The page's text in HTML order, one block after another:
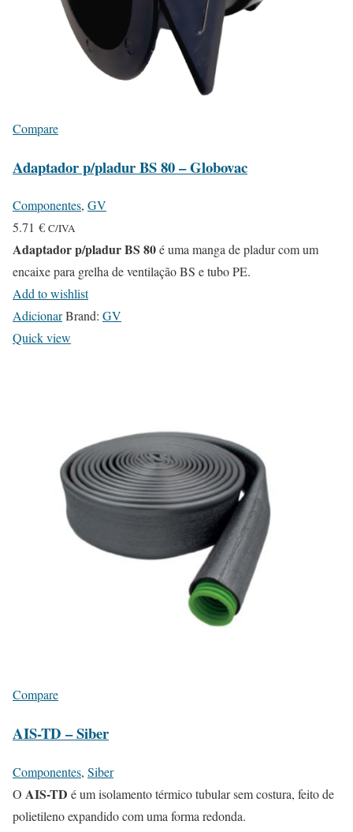
Compare
Adaptador p/pladur BS 80 – Globovac
Componentes, GV
5.71 € C/IVA
Adaptador p/pladur BS 80é uma manga de pladur com um
encaixe para grelha de ventilação BS e tubo PE.
Add to wishlist
AdicionarBrand: GV
Quick view
Compare
AIS-TD – Siber
Componentes, Siber
O AIS-TD é um isolamento térmico tubular sem costura, feito de
polietileno expandido com uma forma redonda.